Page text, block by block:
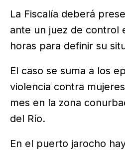
La Fiscalía deberá
ante un juez de control
horas para definir su
El caso se suma a los
violencia contra
mes en la zona
del Río.
En el puerto jarocho